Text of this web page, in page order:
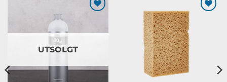
UTSOLGT
Legg til
ønskeliste